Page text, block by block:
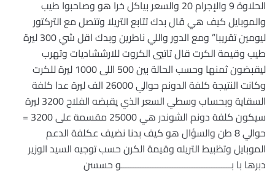
الحلاوة 9 والإجرام 20 والسعر بياكل خرا هو وصاحبوا طيب
والموبايل كيف هي قال بدك تتابع التريلا وتتصل مع التركتور
ليومين تقريبا” ومع الدور واللي ناطرين وبدك اقل شي 300 ليرة
طيب وقيمة الكرت قال تاتيي الكروت للارششاديات وتهرب
ليقبضون ثمنها وحسب الحالة بين 500 اللى 1000 ليرة للكرت
وكانت النتيجة كلفة الدونم حوالي 26000 الف ليرة عدا كلفة
السقاية وبحساب وسطي السعر الذي يقبضه الفلاح 3200 ليرة
سيكون كلفة دونم الشوندر هي 25000 مقسمة على 3200 =
حوالي 8 طن والسؤال هو كيف بدنا نضيف عكلفة الدعم
الموبايل وتظبيط التريله وقيمة الكرن حسب توجيه السيد الوزير
دبرها با بـــــــــــــــــــــــــــــــــــــــــــــو حسسن